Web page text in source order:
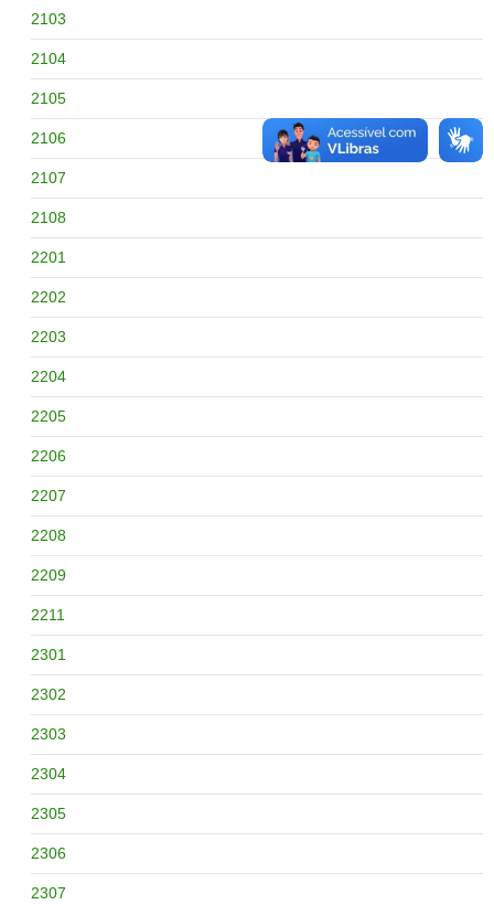
2103
2104
2105
2106
2107
2108
2201
2202
2203
2204
2205
2206
2207
2208
2209
2211
2301
2302
2303
2304
2305
2306
2307